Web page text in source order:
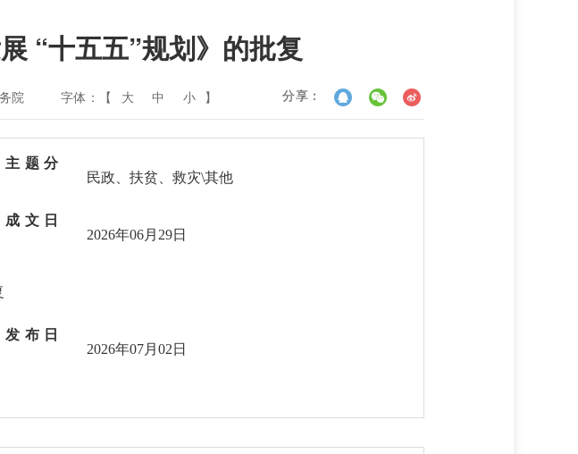
“十五五”规划》的批复
院 字体：【 大 中 小 】 分享：
主题分
民政、扶贫、救灾\其他
成文日
2026年06月29日
发布日
2026年07月02日